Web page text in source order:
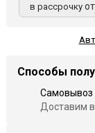
в рассрочку
Способы
Самовывоз
Доставим